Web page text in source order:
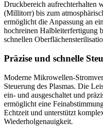
Druckbereich aufrechterhalten
(Millitorr) bis zum
ermöglicht die Anpassung an
hochreinen Halbleiterfertigung
schnellen
Präzise und schnelle
Moderne Mikrowellen-
Steuerung des Plasmas. Die
ein- und ausgeschaltet und
ermöglicht eine
Echtzeit und unterstützt
Wiederholgenauigkeit.